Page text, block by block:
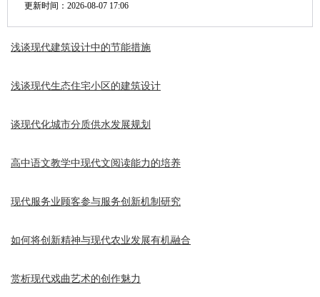
更新时间： 2026-08-07 17:06
浅谈现代建筑设计中的节能措施
浅谈现代生态住宅小区的建筑设计
谈现代化城市分质供水发展规划
高中语文教学中现代文阅读能力的培养
现代服务业顾客参与服务创新机制研究
如何将创新精神与现代农业发展有机融合
赏析现代戏曲艺术的创作魅力